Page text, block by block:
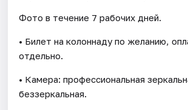
Фото в течение 7 рабочих дней.
• Билет на колоннаду по желанию,
отдельно.
• Камера: профессиональная
беззеркальная.